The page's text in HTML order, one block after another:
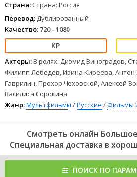
Страна: Страна: Россия
Перевод: Дублированный
Качество: 720 - 1080
Актеры:В ролях: Диомид Виноградов,
Филипп Лебедев, Ирина Киреева, Антон
Гаврилин, Прохор Чеховской, Алексей
Василиса Сорокина
Жанр:Мультфильмы /Русские /Фильмы
Смотреть онлайн
Специальная доставка в
ПОИСК ПО